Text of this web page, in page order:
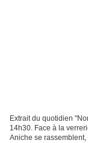
Extrait du quotidien
14h30. Face à la
Aniche se